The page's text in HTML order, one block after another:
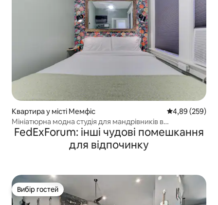
Квартира у місті Мемфіс Середня
4,89 (259)
Мініатюрна модна студія для мандрівників в
історичному центрі міста!
FedExForum: інші чудові помешкання
для відпочинку
Вибір гостей
Вибір гостей